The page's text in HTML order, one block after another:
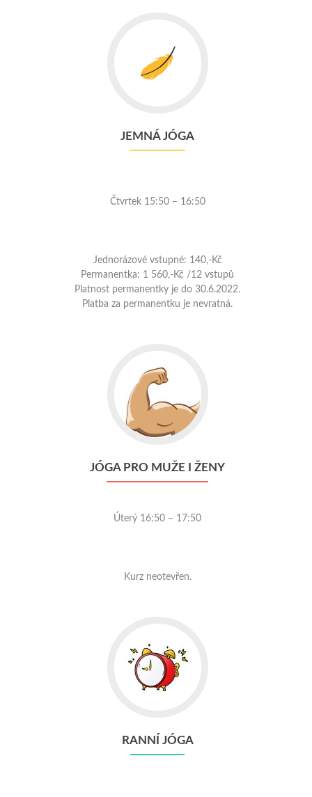
JEMNÁ JÓGA
Čtvrtek 15:50 – 16:50
Jednorázové vstupné: 140,-Kč
Permanentka: 1 560,-Kč /12 vstupů
Platnost permanentky je do 30.6.2022.
Platba za permanentku je nevratná.
JÓGA PRO MUŽE I ŽENY
Úterý 16:50 – 17:50
Kurz neotevřen.
RANNÍ JÓGA